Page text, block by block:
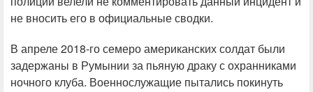
не вносить его в официальные сводки.
В апреле 2018-го семеро американских солдат были
задержаны в Румынии за пьяную драку с охранниками
ночного клуба. Военнослужащие пытались покинуть